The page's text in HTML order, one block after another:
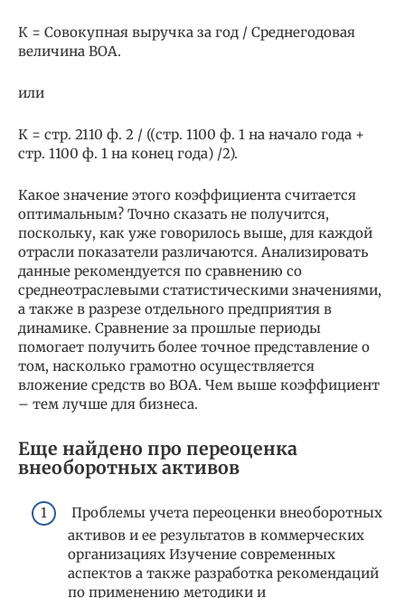
К = Совокупная выручка за год / Среднегодовая
величина ВОА.
или
К = стр. 2110 ф. 2 / ((стр. 1100 ф. 1 на начало года +
стр. 1100 ф. 1 на конец года) /2).
Какое значение этого коэффициента считается
оптимальным? Точно сказать не получится,
поскольку, как уже говорилось выше, для каждой
отрасли показатели различаются. Анализировать
данные рекомендуется по сравнению со
среднеотраслевыми статистическими значениями,
а также в разрезе отдельного предприятия в
динамике. Сравнение за прошлые периоды
помогает получить более точное представление о
том, насколько грамотно осуществляется
вложение средств во ВОА. Чем выше коэффициент
– тем лучше для бизнеса.
Еще найдено про переоценка
внеоборотных активов
Проблемы учета переоценки внеоборотных
активов и ее результатов в коммерческих
организациях Изучение современных
аспектов а также разработка рекомендаций
по применению методики и